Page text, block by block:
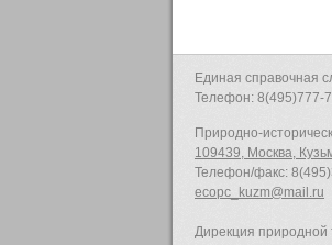
Единая справочная
Телефон: 8(495)777-
Природно-
109439, Москва,
Телефон/факс:
ecopc_kuzm@mail.ru
Дирекция